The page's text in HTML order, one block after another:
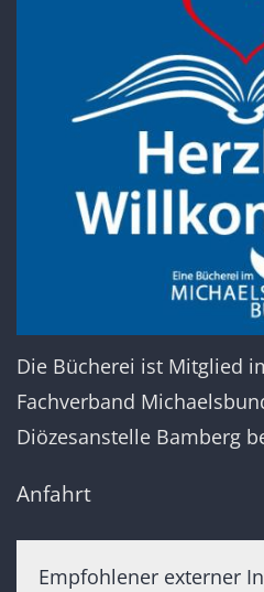
Die Bücherei ist Mitglied
Fachverband
Diözesanstelle Bamberg
Anfahrt
Empfohlener externer